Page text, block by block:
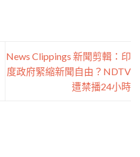
News Clippings 新聞剪輯：印
度政府緊縮新聞自由？NDTV
遭禁播24小時